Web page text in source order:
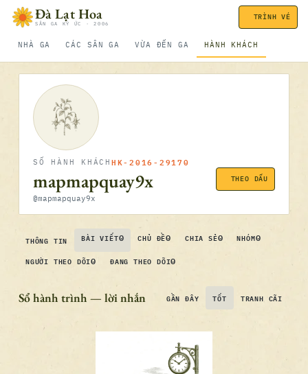
Bỏ qua nội dungĐà Lạt Hoa
SÂN GA KÝ ỨC · 2006
NHÀ GA CÁC SÂN GA VỪA ĐẾN GA HÀNH KHÁCH
TRÌNH VÉ
SỐ HÀNH KHÁCH HK-2016-29170
mapmapquay9x
@mapmapquay9x
THEO DẤU
THÔNG TIN BÀI VIẾT0 CHỦ ĐỀ0 CHIA SẺ0 NHÓM0
NGƯỜI THEO DÕI0 ĐANG THEO DÕI0
Sổ hành trình — lời nhắn GẦN ĐÂY TỐT TRANH CÃI